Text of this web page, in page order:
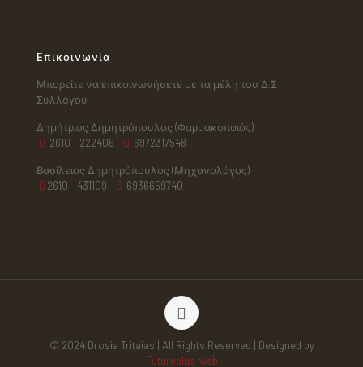
Επικοινωνία
Μπορείτε να επικοινωνήσετε με τα μέλη του Δ.Σ
Συλλόγου
Δημήτριος Δημητρόπουλος (Φαρμακοποιός)
2610 - 222406
6972317548
Βασίλειος Δημητρόπουλος (Μηχανολόγος)
2610 - 431109
6936659740
© 2024 Drosia Tritaias | All Rights Reserved | Designed by
Futureplus-web